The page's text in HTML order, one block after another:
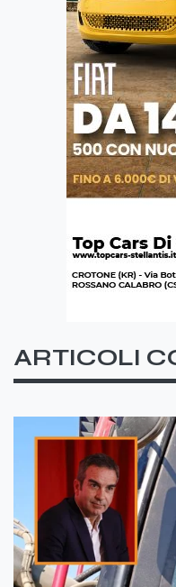
ARTICOLI